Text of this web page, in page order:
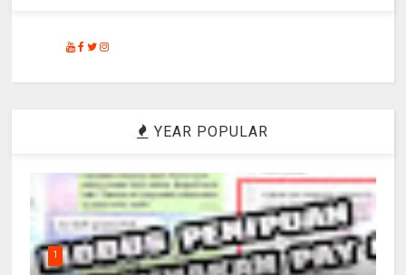
YEAR POPULAR
1